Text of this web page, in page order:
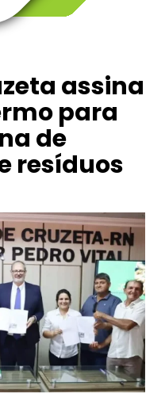
t
i
assina
para
de
resíduos